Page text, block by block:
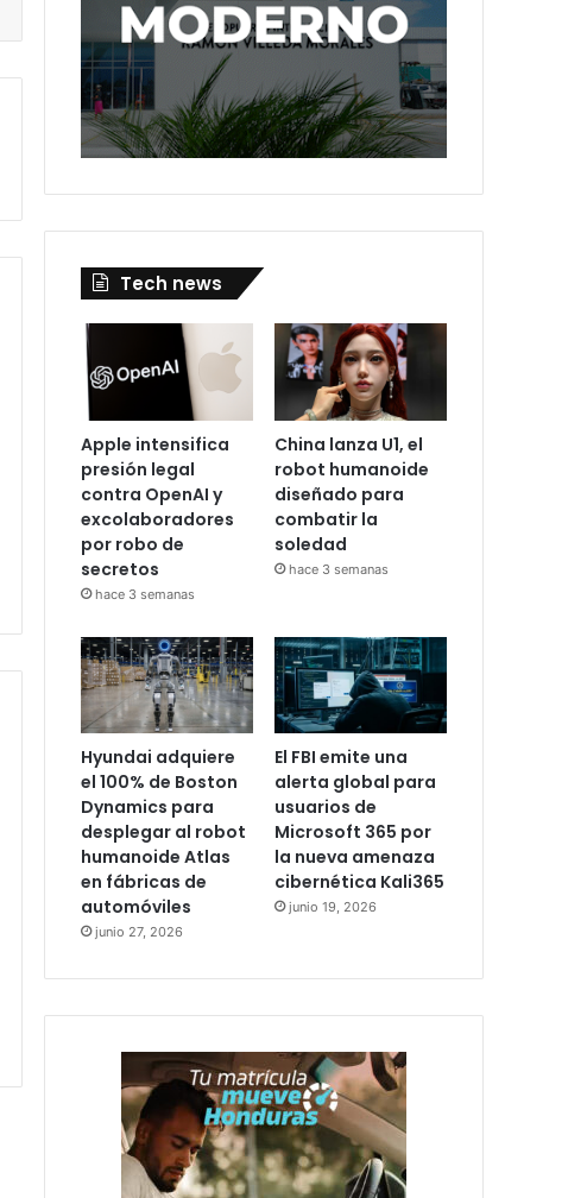
Tech news
Apple intensifica
presión legal
contra OpenAI y
excolaboradores
por robo de
secretos
hace 3 semanas
China lanza U1, el
robot humanoide
diseñado para
combatir la
soledad
hace 3 semanas
Hyundai adquiere
el 100% de Boston
Dynamics para
desplegar al robot
humanoide Atlas
en fábricas de
automóviles
junio 27, 2026
El FBI emite una
alerta global para
usuarios de
Microsoft 365 por
la nueva amenaza
cibernética Kali365
junio 19, 2026